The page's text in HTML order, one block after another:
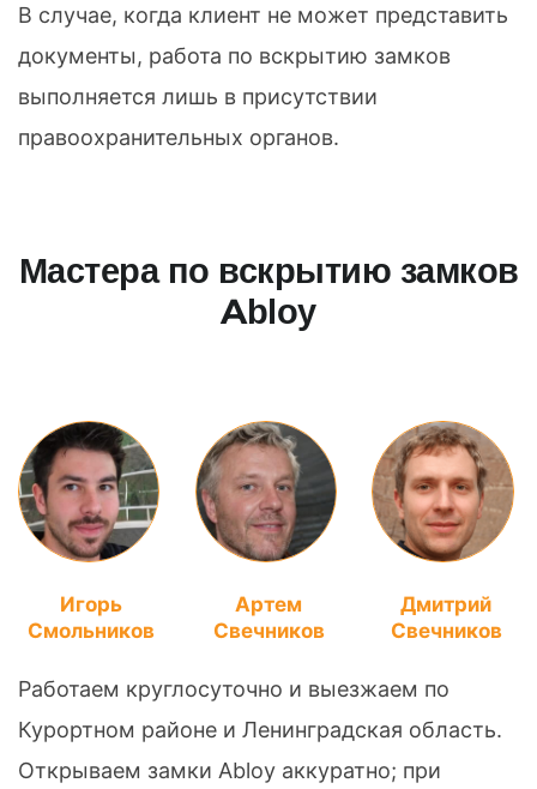
В случае, когда клиент не может представить
документы, работа по вскрытию замков
выполняется лишь в присутствии
правоохранительных органов.
Мастера по вскрытию замков
Abloy
Игорь
Смольников
Артем
Свечников
Дмитрий
Свечников
Работаем круглосуточно и выезжаем по
Курортном районе и Ленинградская область.
Открываем замки Abloy аккуратно; при